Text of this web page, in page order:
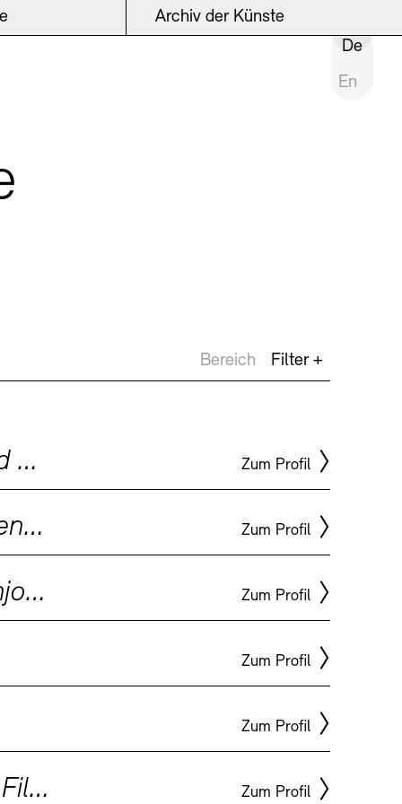
Kontakt
Archiv der Künste
De
En
Bereich Filter +
Regisseurin von Dokumentar- und Spielfilmen, Autorin, unabhängige Produzentin Zum Profil
Kulturwissenschaftler, Kunstwissenschaftler Zum Profil
Schriftsteller, Produzent, Fernsehjournalist, Hörspielautor, Hörspielregisseur Zum Profil
Zum Profil
Zum Profil
Bildender Künstler, Fotokünstler, Filmkünstler, Objektkünstler, Aktionskünstler Zum Profil